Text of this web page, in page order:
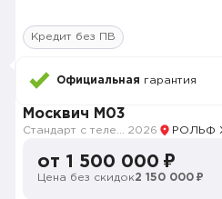
Кредит без ПВ
Официальная гарантия
Москвич M03
2026 РОЛЬФ
от 1 500 000 ₽
Цена без скидок2 150 000 ₽